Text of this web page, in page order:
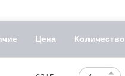
Цена Количество